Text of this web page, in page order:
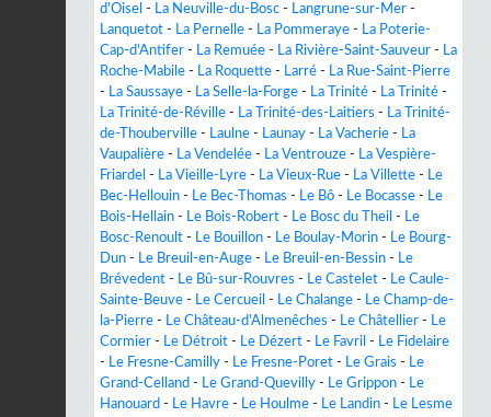
d'Oisel - La Neuville-du-Bosc - Langrune-sur-Mer -
Lanquetot - La Pernelle - La Pommeraye - La Poterie-
Cap-d'Antifer - La Remuée - La Rivière-Saint-Sauveur - La
Roche-Mabile - La Roquette - Larré - La Rue-Saint-Pierre
- La Saussaye - La Selle-la-Forge - La Trinité - La Trinité -
La Trinité-de-Réville - La Trinité-des-Laitiers - La Trinité-
de-Thouberville - Laulne - Launay - La Vacherie - La
Vaupalière - La Vendelée - La Ventrouze - La Vespière-
Friardel - La Vieille-Lyre - La Vieux-Rue - La Villette - Le
Bec-Hellouin - Le Bec-Thomas - Le Bô - Le Bocasse - Le
Bois-Hellain - Le Bois-Robert - Le Bosc du Theil - Le
Bosc-Renoult - Le Bouillon - Le Boulay-Morin - Le Bourg-
Dun - Le Breuil-en-Auge - Le Breuil-en-Bessin - Le
Brévedent - Le Bû-sur-Rouvres - Le Castelet - Le Caule-
Sainte-Beuve - Le Cercueil - Le Chalange - Le Champ-de-
la-Pierre - Le Château-d'Almenêches - Le Châtellier - Le
Cormier - Le Détroit - Le Dézert - Le Favril - Le Fidelaire
- Le Fresne-Camilly - Le Fresne-Poret - Le Grais - Le
Grand-Celland - Le Grand-Quevilly - Le Grippon - Le
Hanouard - Le Havre - Le Houlme - Le Landin - Le Lesme